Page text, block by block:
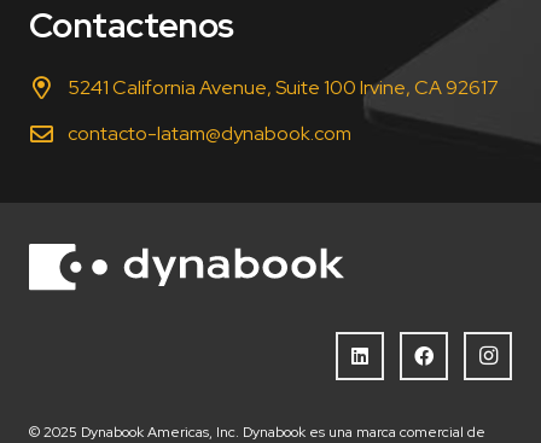
Contactenos
5241 California Avenue, Suite 100 Irvine, CA 92617
contacto-latam@dynabook.com
© 2025 Dynabook Americas, Inc. Dynabook es una marca comercial de